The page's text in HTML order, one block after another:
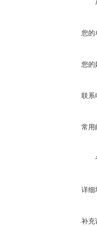
您的
您的
联系
常用
详细
补充